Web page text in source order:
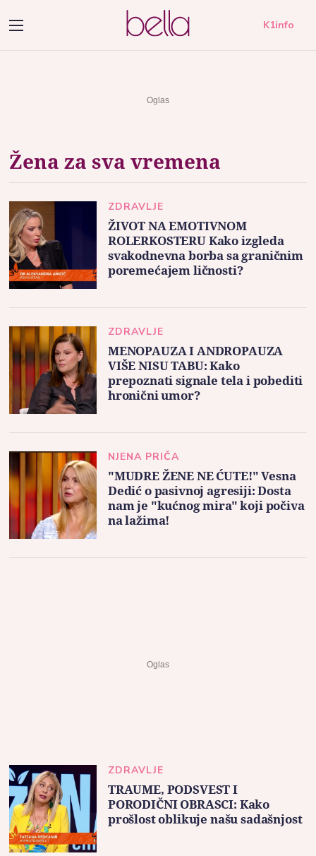
K1info
Žena za sva vremena
ZDRAVLJE
ŽIVOT NA EMOTIVNOM
ROLERKOSTERU Kako izgleda
svakodnevna borba sa graničnim
poremećajem ličnosti?
ZDRAVLJE
MENOPAUZA I ANDROPAUZA
VIŠE NISU TABU: Kako
prepoznati signale tela i pobediti
hronični umor?
NJENA PRIČA
"MUDRE ŽENE NE ĆUTE!" Vesna
Dedić o pasivnoj agresiji: Dosta
nam je "kućnog mira" koji počiva
na lažima!
ZDRAVLJE
TRAUME, PODSVEST I
PORODIČNI OBRASCI: Kako
prošlost oblikuje našu sadašnjost